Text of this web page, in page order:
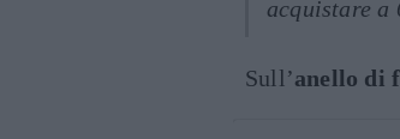
acquistare a
Sull’anello di